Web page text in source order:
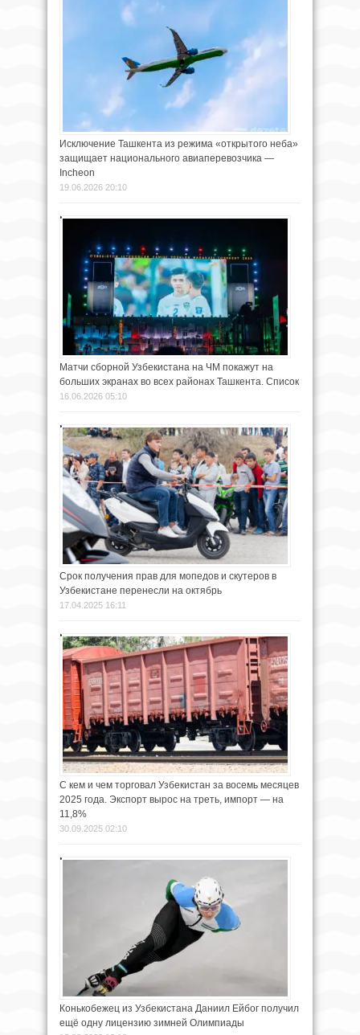
Исключение Ташкента из режима «открытого неба»
защищает национального авиаперевозчика —
Incheon
19.06.2026 20:10
Матчи сборной Узбекистана на ЧМ покажут на
больших экранах во всех районах Ташкента. Список
16.06.2026 05:10
Срок получения прав для мопедов и скутеров в
Узбекистане перенесли на октябрь
17.04.2025 16:11
С кем и чем торговал Узбекистан за восемь месяцев
2025 года. Экспорт вырос на треть, импорт — на
11,8%
30.09.2025 02:10
Конькобежец из Узбекистана Даниил Ейбог получил
ещё одну лицензию зимней Олимпиады